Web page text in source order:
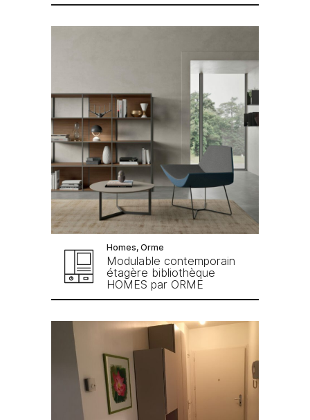
Homes, Orme
Modulable contemporain
étagère bibliothèque
HOMES par ORME